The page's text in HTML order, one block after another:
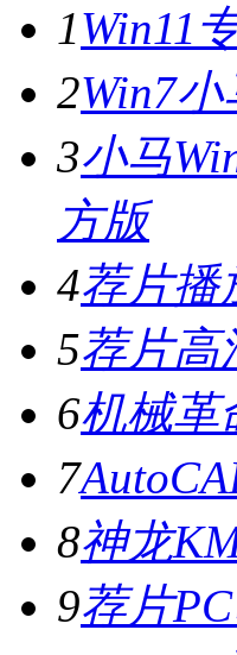
1Win11
2Win7
3小马
方版
4荐片播
5荐片高
6机械革
7
8神龙
9荐片